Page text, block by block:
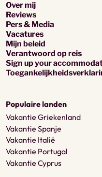
Over mij
Reviews
Pers & Media
Vacatures
Mijn beleid
Verantwoord op reis
Sign up your
Populaire landen
Vakantie Griekenland
Vakantie Spanje
Vakantie Italië
Vakantie Portugal
Vakantie Cyprus